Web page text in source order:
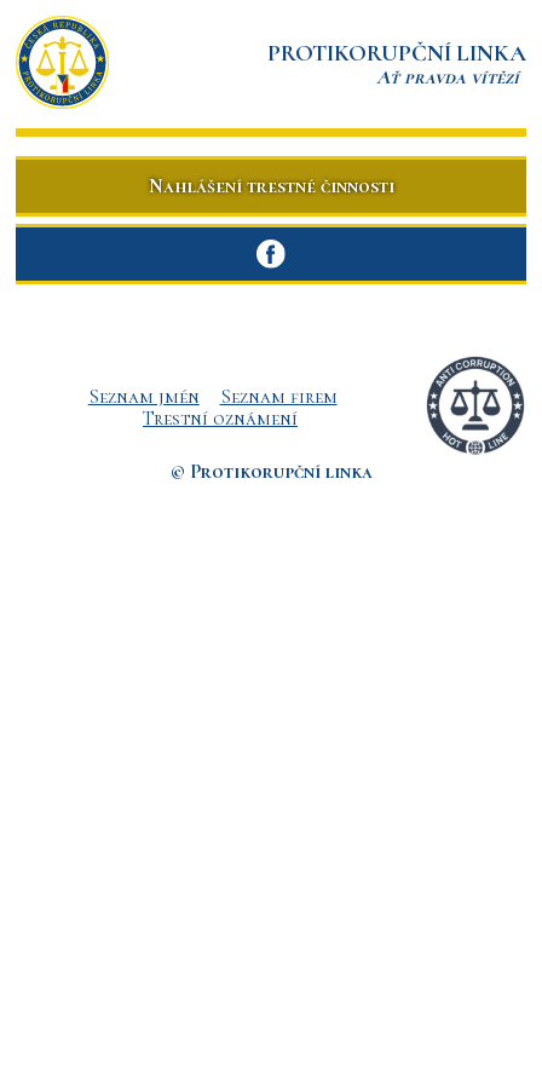
PROTIKORUPČNÍ LINKA
Ať pravda vítězí
Nahlášení trestné činnosti
Seznam jmén
Seznam firem
Trestní oznámení
© Protikorupční linka